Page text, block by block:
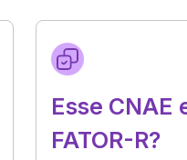
Esse CNAE
FATOR-R?